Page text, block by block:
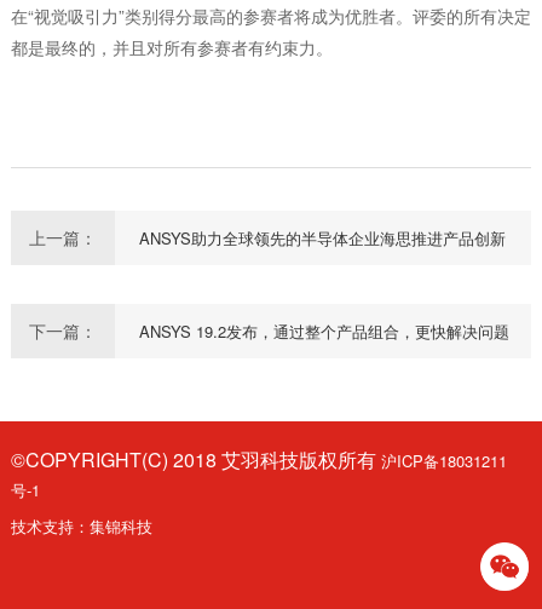
在“视觉吸引力”类别得分最高的参赛者将成为优胜者。评委的所有决定
都是最终的，并且对所有参赛者有约束力。
上一篇： ANSYS助力全球领先的半导体企业海思推进产品创新
下一篇： ANSYS 19.2发布，通过整个产品组合，更快解决问题
©COPYRIGHT(C) 2018 艾羽科技版权所有 沪ICP备18031211
号-1
技术支持： 集锦科技